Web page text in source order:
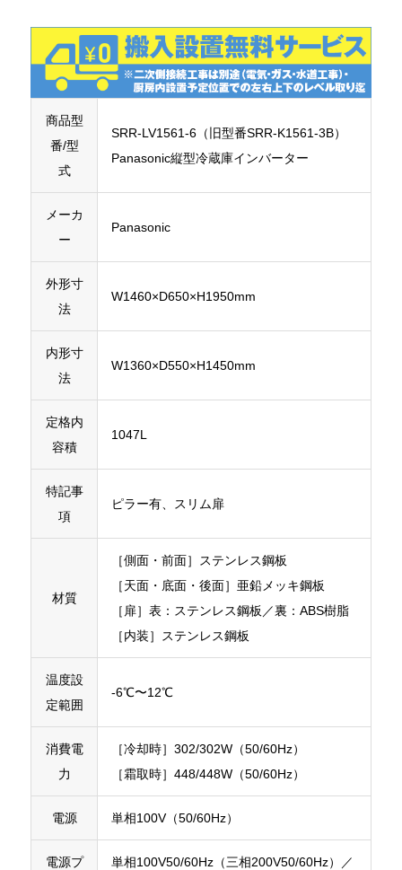
商品型
番/型
式
SRR-LV1561-6（旧型番SRR-K1561-3B）
Panasonic縦型冷蔵庫インバーター
メーカ
ー
Panasonic
外形寸
法
W1460×D650×H1950mm
内形寸
法
W1360×D550×H1450mm
定格内
容積
1047L
特記事
項
ピラー有、スリム扉
材質
［側面・前面］ステンレス鋼板
［天面・底面・後面］亜鉛メッキ鋼板
［扉］表：ステンレス鋼板／裏：ABS樹脂
［内装］ステンレス鋼板
温度設
定範囲
-6℃〜12℃
消費電
力
［冷却時］302/302W（50/60Hz）
［霜取時］448/448W（50/60Hz）
電源 単相100V（50/60Hz）
電源プ
単相100V50/60Hz（三相200V50/60Hz）／